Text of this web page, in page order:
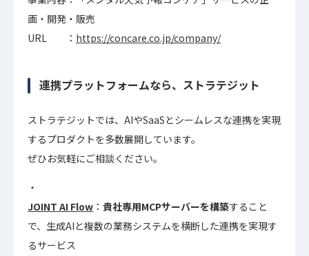
画・開発・販売
URL ： https://concare.co.jp/company/
連携プラットフォームなら、ストラテジット
ストラテジットでは、AIやSaaSとシームレスな連携を実現
するプロダクトを多数展開しています。
ぜひお気軽にご相談ください。
JOINT AI Flow ： 貴社専用MCPサーバーを構築すること
で、生成AIと複数の業務システムを横断した連携を実現す
るサービス